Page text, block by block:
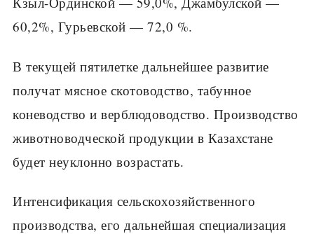
60,2%, Гурьевской — 72,0 %.
В текущей пятилетке дальнейшее развитие
получат мясное ското­водство, табунное
коневодство и верблюдоводство. Производство
жи­вотноводческой продукции в Казахстане
будет неуклонно возрастать.
Интенсификация сельскохозяйственного
производства, его дальней­шая специализация